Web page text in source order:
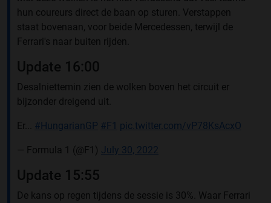
hun coureurs direct de baan op sturen. Verstappen
staat bovenaan, voor beide Mercedessen, terwijl de
Ferrari's naar buiten rijden.
Update 16:00
Desalniettemin zien de wolken boven het circuit er
bijzonder dreigend uit.
Er... #HungarianGP #F1 pic.twitter.com/vP78KsAcxO
— Formula 1 (@F1) July 30, 2022
Update 15:55
De kans op regen tijdens de sessie is 30%. Waar Ferrari